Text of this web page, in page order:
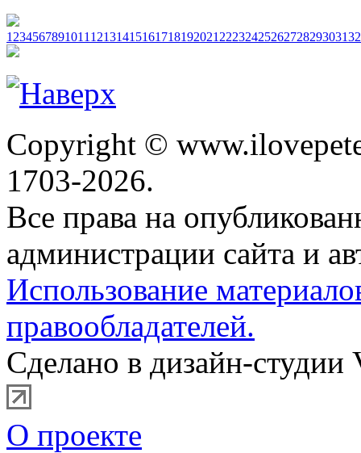
1234567891011121314151617181920212223242526272829303132
Copyright ©
1703-2026.
Все права на
администрации сайта и
Использование
правообладателей.
Сделано в дизайн-студии
О проекте